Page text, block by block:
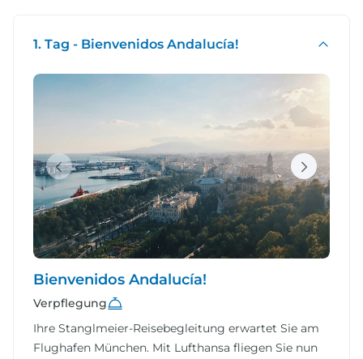
1. Tag - Bienvenidos Andalucía!
Bienvenidos Andalucía!
Verpflegung
Ihre Stanglmeier-Reisebegleitung erwartet Sie am
Flughafen München. Mit Lufthansa fliegen Sie nun